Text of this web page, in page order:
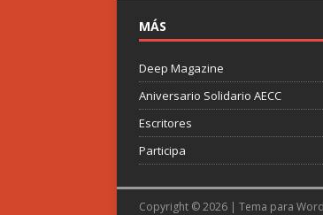
MÁS
Deep Magazine
Aniversario Solidario AECC
Escritores
Participa
Copyright © 2026 | Tema para